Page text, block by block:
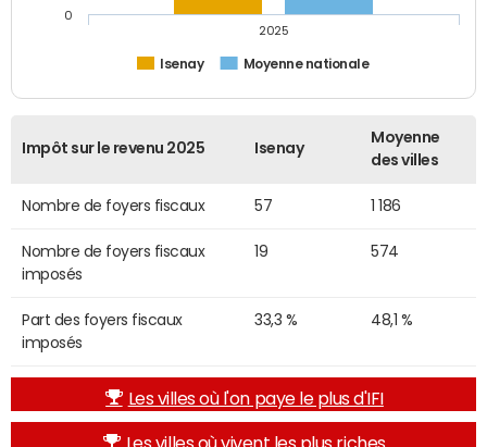
Isenay Moyenne nationale
2025
0
Impôt sur le revenu 2025 Isenay
Moyenne
des villes
Nombre de foyers fiscaux 57 1 186
Nombre de foyers fiscaux
imposés
19 574
Part des foyers fiscaux
imposés
33,3 % 48,1 %
Les villes où l'on paye le plus d'IFI
Les villes où vivent les plus riches